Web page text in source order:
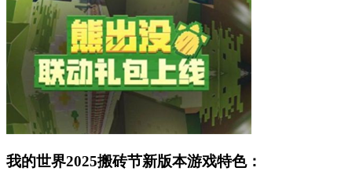
我的世界2025搬砖节新版本游戏特色：